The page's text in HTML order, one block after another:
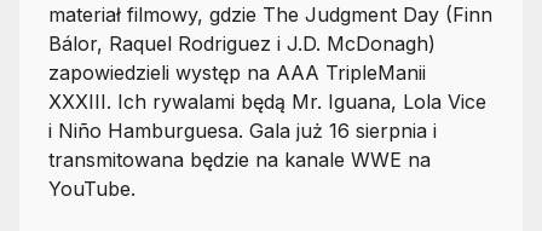
materiał filmowy, gdzie The Judgment Day (Finn
Bálor, Raquel Rodriguez i J.D. McDonagh)
zapowiedzieli występ na AAA TripleManii
XXXIII. Ich rywalami będą Mr. Iguana, Lola Vice
i Niño Hamburguesa. Gala już 16 sierpnia i
transmitowana będzie na kanale WWE na
YouTube.